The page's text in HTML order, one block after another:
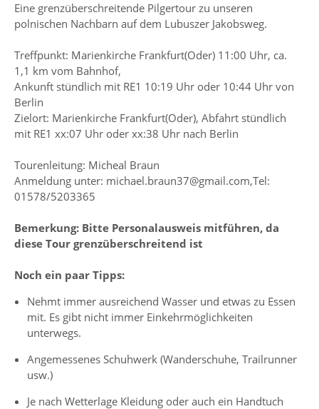
Eine grenzüberschreitende Pilgertour zu unseren
polnischen Nachbarn auf dem Lubuszer Jakobsweg.
Treffpunkt: Marienkirche Frankfurt(Oder) 11:00 Uhr, ca.
1,1 km vom Bahnhof,
Ankunft stündlich mit RE1 10:19 Uhr oder 10:44 Uhr von
Berlin
Zielort: Marienkirche Frankfurt(Oder), Abfahrt stündlich
mit RE1 xx:07 Uhr oder xx:38 Uhr nach Berlin
Tourenleitung: Micheal Braun
Anmeldung unter: michael.braun37@gmail.com,Tel:
01578/5203365
Bemerkung: Bitte Personalausweis mitführen, da
diese Tour grenzüberschreitend ist
Noch ein paar Tipps:
Nehmt immer ausreichend Wasser und etwas zu Essen
mit. Es gibt nicht immer Einkehrmöglichkeiten
unterwegs.
Angemessenes Schuhwerk (Wanderschuhe, Trailrunner
usw.)
Je nach Wetterlage Kleidung oder auch ein Handtuch